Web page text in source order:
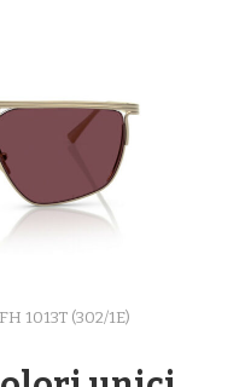
1013T (302/1E)